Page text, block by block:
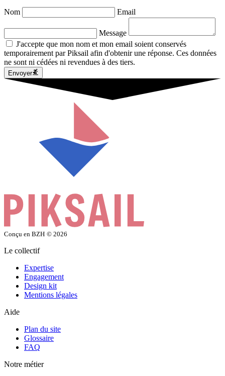
Nom Email
Message
J'accepte que mon nom et mon email soient conservés
temporairement par Piksail afin d'obtenir une réponse. Ces données
ne sont ni cédées ni revendues à des tiers.
Envoyer
Conçu en BZH © 2026
Le collectif
Expertise
Engagement
Design kit
Mentions légales
Aide
Plan du site
Glossaire
FAQ
Notre métier